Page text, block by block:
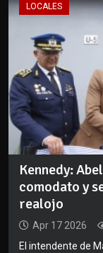
LOCALES
Kennedy:
comodato y
realojo
Apr 17 2026
El intendente de